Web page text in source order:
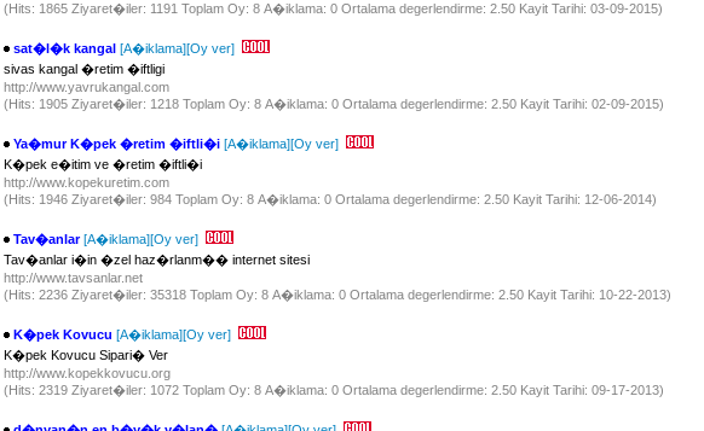
(Hits: 1865 Ziyaret�iler: 1191 Toplam Oy: 8 A�iklama: 0 Ortalama degerlendirme: 2.50 Kayit Tarihi: 03-09-2015)
sat�l�k kangal [A�iklama][Oy ver]
sivas kangal �retim �iftligi
http://www.yavrukangal.com
(Hits: 1905 Ziyaret�iler: 1218 Toplam Oy: 8 A�iklama: 0 Ortalama degerlendirme: 2.50 Kayit Tarihi: 02-09-2015)
Ya�mur K�pek �retim �iftli�i [A�iklama][Oy ver]
K�pek e�itim ve �retim �iftli�i
http://www.kopekuretim.com
(Hits: 1946 Ziyaret�iler: 984 Toplam Oy: 8 A�iklama: 0 Ortalama degerlendirme: 2.50 Kayit Tarihi: 12-06-2014)
Tav�anlar [A�iklama][Oy ver]
Tav�anlar i�in �zel haz�rlanm�� internet sitesi
http://www.tavsanlar.net
(Hits: 2236 Ziyaret�iler: 35318 Toplam Oy: 8 A�iklama: 0 Ortalama degerlendirme: 2.50 Kayit Tarihi: 10-22-2013)
K�pek Kovucu [A�iklama][Oy ver]
K�pek Kovucu Sipari� Ver
http://www.kopekkovucu.org
(Hits: 2319 Ziyaret�iler: 1072 Toplam Oy: 8 A�iklama: 0 Ortalama degerlendirme: 2.50 Kayit Tarihi: 09-17-2013)